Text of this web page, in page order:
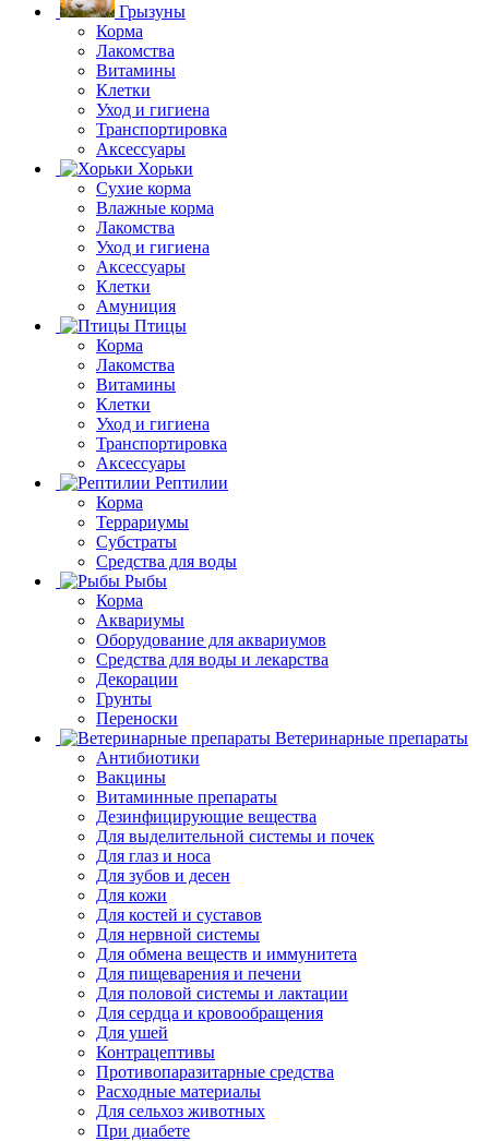
Грызуны
Корма
Лакомства
Витамины
Клетки
Уход и гигиена
Транспортировка
Аксессуары
Хорьки
Сухие корма
Влажные корма
Лакомства
Уход и гигиена
Аксессуары
Клетки
Амуниция
Птицы
Корма
Лакомства
Витамины
Клетки
Уход и гигиена
Транспортировка
Аксессуары
Рептилии
Корма
Террариумы
Субстраты
Средства для воды
Рыбы
Корма
Аквариумы
Оборудование для аквариумов
Средства для воды и лекарства
Декорации
Грунты
Переноски
Ветеринарные препараты
Антибиотики
Вакцины
Витаминные препараты
Дезинфицирующие вещества
Для выделительной системы и почек
Для глаз и носа
Для зубов и десен
Для кожи
Для костей и суставов
Для нервной системы
Для обмена веществ и иммунитета
Для пищеварения и печени
Для половой системы и лактации
Для сердца и кровообращения
Для ушей
Контрацептивы
Противопаразитарные средства
Расходные материалы
Для сельхоз животных
При диабете